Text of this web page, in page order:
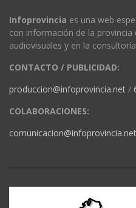
Infoprovincia es una web
con información de la
audiovisuales y en la
CONTACTO / PUBLICIDAD:
produccion@infoprovincia.net /
COLABORACIONES:
comunicacion@infoprovincia.net